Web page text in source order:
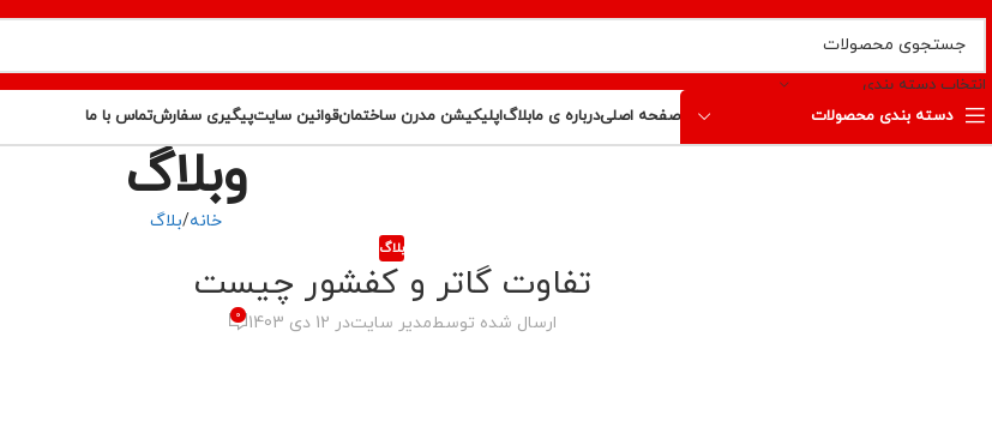
انتخاب دسته بندی
دسته بندی محصولات
صفحه اصلیدرباره ی مابلاگاپلیکیشن مدرن ساختمانقوانین سایتپیگیری سفارشتماس با ما
وبلاگ
خانه بلاگ
بلاگ
تفاوت گاتر و کفشور چیست
ارسال شده توسطمدیر سایتدر 12 دی 1403 0